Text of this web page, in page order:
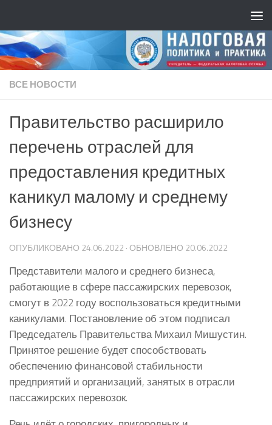
ВСЕ НОВОСТИ
Правительство расширило
перечень отраслей для
предоставления кредитных
каникул малому и среднему
бизнесу
ОПУБЛИКОВАНО 24.06.2022 · ОБНОВЛЕНО 20.06.2022
Представители малого и среднего бизнеса,
работающие в сфере пассажирских перевозок,
смогут в 2022 году воспользоваться кредитными
каникулами. Постановление об этом подписал
Председатель Правительства Михаил Мишустин.
Принятое решение будет способствовать
обеспечению финансовой стабильности
предприятий и организаций, занятых в отрасли
пассажирских перевозок.